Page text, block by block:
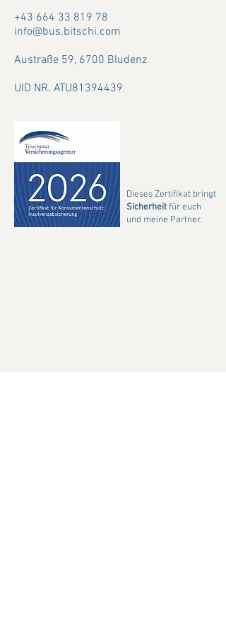
+43 664 33 819 78
info@bus.bitschi.com
Austraße 59, 6700 Bludenz
UID NR. ATU81394439
Dieses Zertifikat bringt
Sicherheitfür euch
und meine Partner.